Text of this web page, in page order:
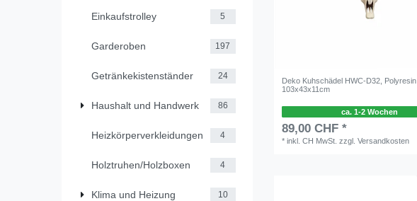
Einkaufstrolley 5
Garderoben 197
Getränkekistenständer 24
Haushalt und Handwerk 86
Heizkörperverkleidungen 4
Holztruhen/Holzboxen 4
Klima und Heizung 10
Deko Kuhschädel HWC-D32, Polyresin
103x43x11cm
ca. 1-2 Wochen
89,00 CHF *
*inkl. CH MwSt. zzgl.Versandkosten